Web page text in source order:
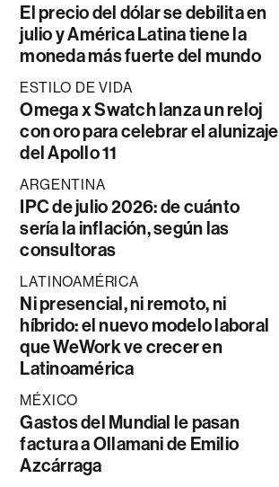
El precio del dólar se debilita en
julio y América Latina tiene la
moneda más fuerte del mundo
ESTILO DE VIDA
Omega x Swatch lanza un reloj
con oro para celebrar el alunizaje
del Apollo 11
ARGENTINA
IPC de julio 2026: de cuánto
sería la inflación, según las
consultoras
LATINOAMÉRICA
Ni presencial, ni remoto, ni
híbrido: el nuevo modelo laboral
que WeWork ve crecer en
Latinoamérica
MÉXICO
Gastos del Mundial le pasan
factura a Ollamani de Emilio
Azcárraga